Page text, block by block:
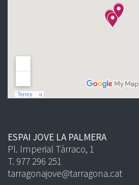
ESPAI JOVE LA PALMERA
Pl. Imperial Tàrraco, 1
T. 977 296 251
tarragonajove@tarragona.cat